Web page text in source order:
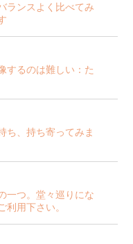
ランスよく比べてみ
するのは難しい：た
ち、持ち寄ってみま
一つ。堂々巡りにな
利用下さい。